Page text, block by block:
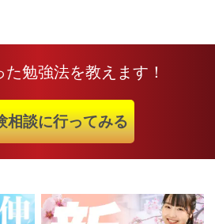
勉強法を教えます！
相談に行ってみる